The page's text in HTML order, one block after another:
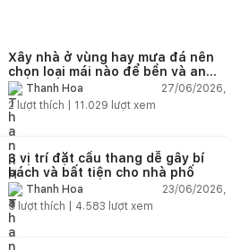
Xây nhà ở vùng hay mưa đá nên
chọn loại mái nào để bền và an
toàn?Thanh Hoa
27/06/2026,
2 lượt thích | 11.029 lượt xem
3 vị trí đặt cầu thang dễ gây bí
bách và bất tiện cho nhà phố
Thanh Hoa
23/06/2026,
5 lượt thích | 4.583 lượt xem